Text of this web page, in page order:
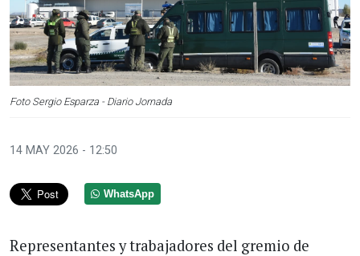
Foto Sergio Esparza - Diario Jornada
14 MAY 2026 - 12:50
WhatsApp
Representantes y trabajadores del gremio de